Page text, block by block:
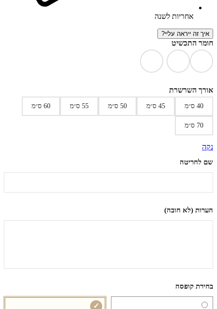
אחריות לשנה
איך זה ייראה עליי?
חומר התכשיט
אורך השרשרת
40 ס״מ 45 ס״מ 50 ס״מ 55 ס״מ 60 ס״מ
70 ס״מ
נקה
שם לחריטה
הערות (לא חובה)
בחירת קופסה